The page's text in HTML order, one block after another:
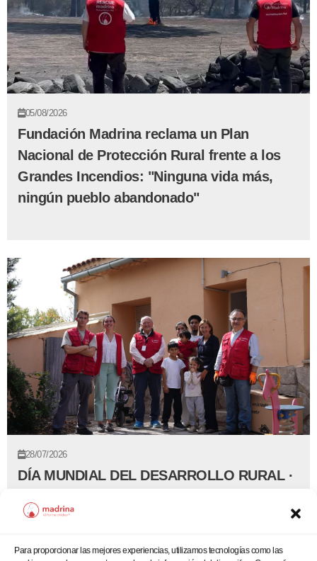
Para proporcionar las mejores experiencias, utilizamos tecnologías como las
05/08/2026
Fundación Madrina reclama un Plan
Nacional de Protección Rural frente a los
Grandes Incendios: "Ninguna vida más,
ningún pueblo abandonado"
28/07/2026
DÍA MUNDIAL DEL DESARROLLO RURAL ·